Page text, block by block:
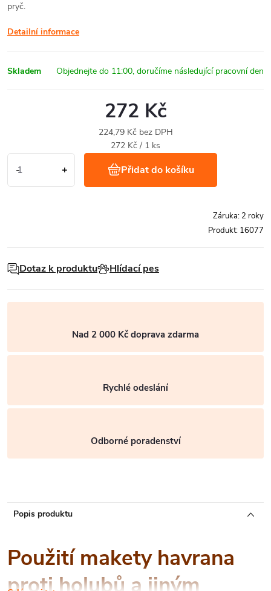
pryč.
Detailní informace
Skladem
272 Kč
224,79 Kč bez DPH
Měrná
272 Kč / 1 ks
Přidat do košíku
Záruka: 2 roky
Produkt: 16077
Dotaz k produktu Hlídací pes
Nad 2 000 Kč doprava zdarma
Rychlé odeslání
Odborné poradenství
Popis produktu
Použití makety havrana
proti holubů a jiným